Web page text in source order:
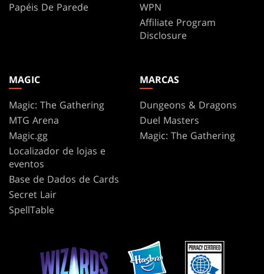
Papéis De Parede
WPN
Affiliate Program
Disclosure
MAGIC
Magic: The Gathering
MTG Arena
Magic.gg
Localizador de lojas e
eventos
Base de Dados de Cards
Secret Lair
SpellTable
MARCAS
Dungeons & Dragons
Duel Masters
Magic: The Gathering